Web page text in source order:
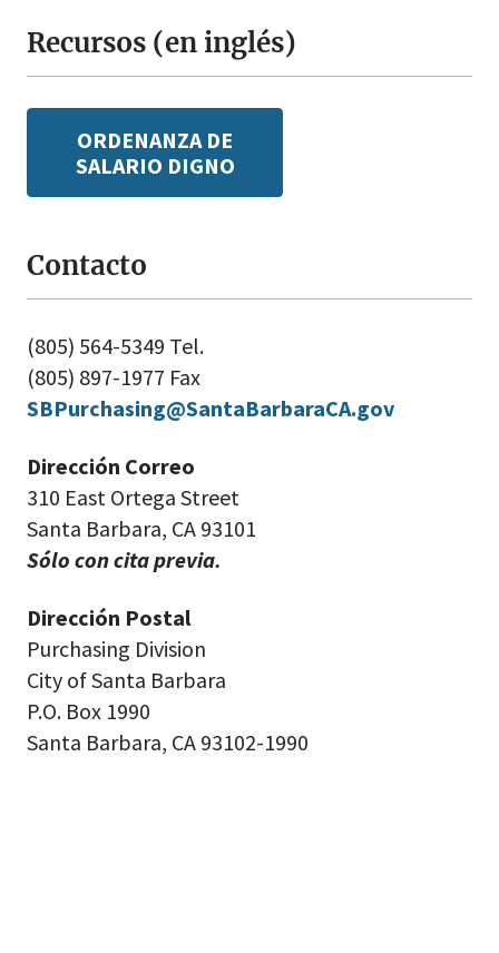
Recursos (en inglés)
ORDENANZA DE
SALARIO DIGNO
Contacto
(805) 564-5349 Tel.
(805) 897-1977 Fax
SBPurchasing@SantaBarbaraCA.gov
Dirección Correo
310 East Ortega Street
Santa Barbara, CA 93101
Sólo con cita previa.
Dirección Postal
Purchasing Division
City of Santa Barbara
P.O. Box 1990
Santa Barbara, CA 93102-1990